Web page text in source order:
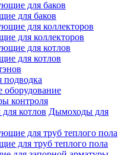
для баков
для коллекторов
для котлов
подводка
оборудование
контроля
Дымоходы для
для труб теплого пола